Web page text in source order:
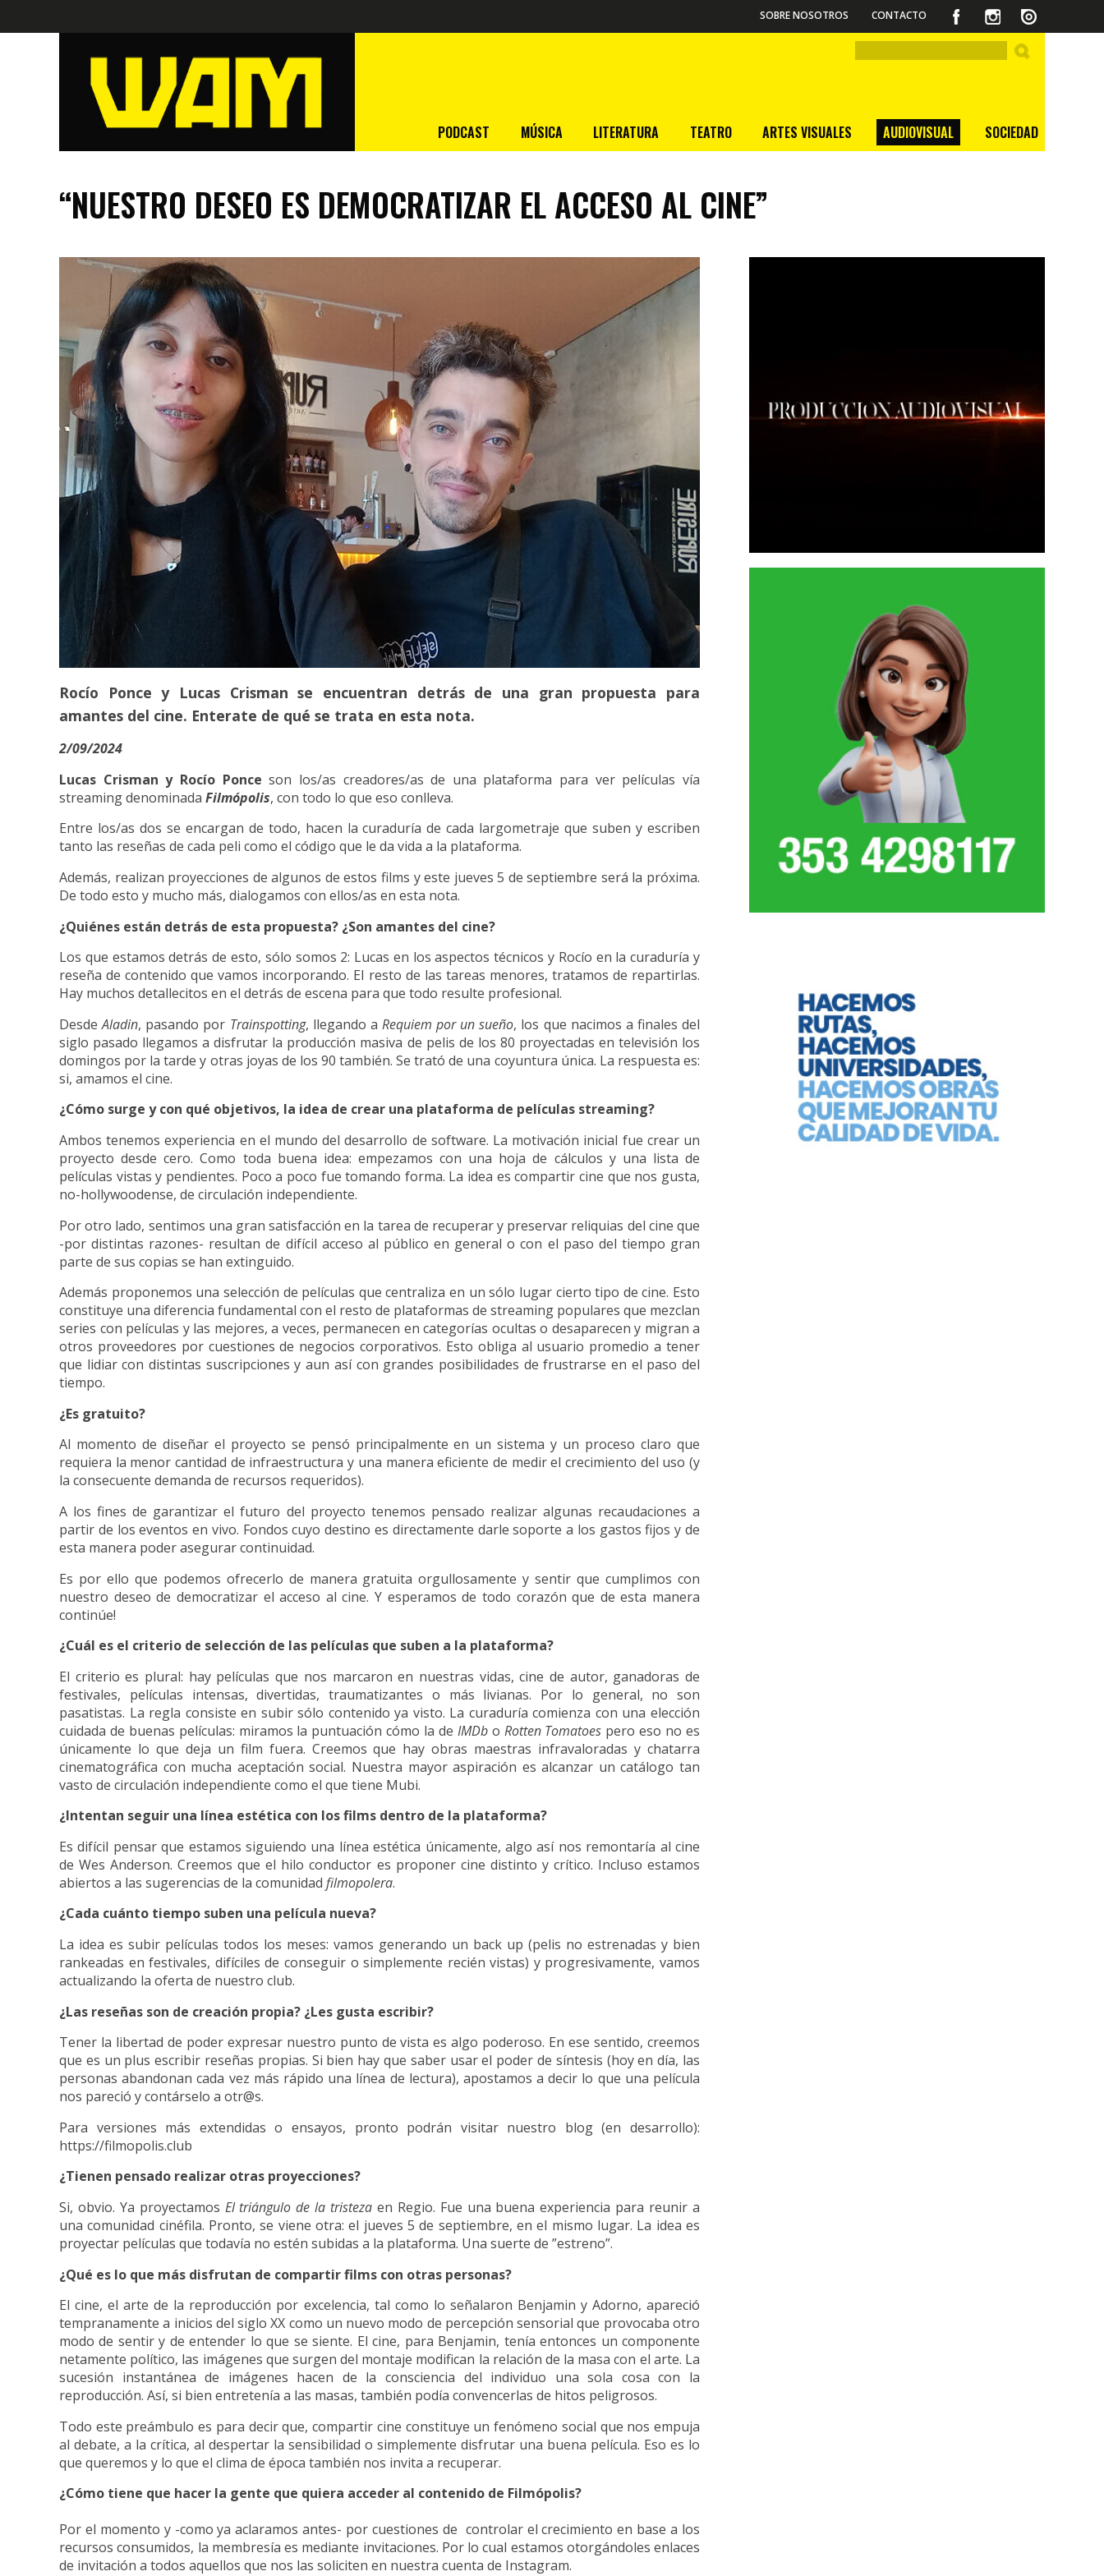
SOBRE NOSOTROS CONTACTO
PODCAST MÚSICA LITERATURA TEATRO ARTES VISUALES AUDIOVISUAL SOCIEDAD
“NUESTRO DESEO ES DEMOCRATIZAR EL ACCESO AL CINE”
Rocío Ponce y Lucas Crisman se encuentran detrás de una gran propuesta para
amantes del cine. Enterate de qué se trata en esta nota.
2/09/2024
Lucas Crisman y Rocío Ponce son los/as creadores/as de una plataforma para ver películas vía
streaming denominada Filmópolis, con todo lo que eso conlleva.
Entre los/as dos se encargan de todo, hacen la curaduría de cada largometraje que suben y escriben
tanto las reseñas de cada peli como el código que le da vida a la plataforma.
Además, realizan proyecciones de algunos de estos films y este jueves 5 de septiembre será la próxima.
De todo esto y mucho más, dialogamos con ellos/as en esta nota.
¿Quiénes están detrás de esta propuesta? ¿Son amantes del cine?
Los que estamos detrás de esto, sólo somos 2: Lucas en los aspectos técnicos y Rocío en la curaduría y
reseña de contenido que vamos incorporando. El resto de las tareas menores, tratamos de repartirlas.
Hay muchos detallecitos en el detrás de escena para que todo resulte profesional.
DesdeAladin, pasando por Trainspotting, llegando a Requiem por un sueño, los que nacimos a finales del
siglo pasado llegamos a disfrutar la producción masiva de pelis de los 80 proyectadas en televisión los
domingos por la tarde y otras joyas de los 90 también. Se trató de una coyuntura única. La respuesta es:
si, amamos el cine.
¿Cómo surge y con qué objetivos, la idea de crear una plataforma de películas streaming?
Ambos tenemos experiencia en el mundo del desarrollo de software. La motivación inicial fue crear un
proyecto desde cero. Como toda buena idea: empezamos con una hoja de cálculos y una lista de
películas vistas y pendientes. Poco a poco fue tomando forma. La idea es compartir cine que nos gusta,
no-hollywoodense, de circulación independiente.
Por otro lado, sentimos una gran satisfacción en la tarea de recuperar y preservar reliquias del cine que
-por distintas razones- resultan de difícil acceso al público en general o con el paso del tiempo gran
parte de sus copias se han extinguido.
Además proponemos una selección de películas que centraliza en un sólo lugar cierto tipo de cine. Esto
constituye una diferencia fundamental con el resto de plataformas de streaming populares que mezclan
series con películas y las mejores, a veces, permanecen en categorías ocultas o desaparecen y migran a
otros proveedores por cuestiones de negocios corporativos. Esto obliga al usuario promedio a tener
que lidiar con distintas suscripciones y aun así con grandes posibilidades de frustrarse en el paso del
tiempo.
¿Es gratuito?
Al momento de diseñar el proyecto se pensó principalmente en un sistema y un proceso claro que
requiera la menor cantidad de infraestructura y una manera eficiente de medir el crecimiento del uso (y
la consecuente demanda de recursos requeridos).
A los fines de garantizar el futuro del proyecto tenemos pensado realizar algunas recaudaciones a
partir de los eventos en vivo. Fondos cuyo destino es directamente darle soporte a los gastos fijos y de
esta manera poder asegurar continuidad.
Es por ello que podemos ofrecerlo de manera gratuita orgullosamente y sentir que cumplimos con
nuestro deseo de democratizar el acceso al cine. Y esperamos de todo corazón que de esta manera
continúe!
¿Cuál es el criterio de selección de las películas que suben a la plataforma?
El criterio es plural: hay películas que nos marcaron en nuestras vidas, cine de autor, ganadoras de
festivales, películas intensas, divertidas, traumatizantes o más livianas. Por lo general, no son
pasatistas. La regla consiste en subir sólo contenido ya visto. La curaduría comienza con una elección
cuidada de buenas películas: miramos la puntuación cómo la de IMDbo Rotten Tomatoes pero eso no es
únicamente lo que deja un film fuera. Creemos que hay obras maestras infravaloradas y chatarra
cinematográfica con mucha aceptación social. Nuestra mayor aspiración es alcanzar un catálogo tan
vasto de circulación independiente como el que tiene Mubi.
¿Intentan seguir una línea estética con los films dentro de la plataforma?
Es difícil pensar que estamos siguiendo una línea estética únicamente, algo así nos remontaría al cine
de Wes Anderson. Creemos que el hilo conductor es proponer cine distinto y crítico. Incluso estamos
abiertos a las sugerencias de la comunidad filmopolera.
¿Cada cuánto tiempo suben una película nueva?
La idea es subir películas todos los meses: vamos generando un back up (pelis no estrenadas y bien
rankeadas en festivales, difíciles de conseguir o simplemente recién vistas) y progresivamente, vamos
actualizando la oferta de nuestro club.
¿Las reseñas son de creación propia? ¿Les gusta escribir?
Tener la libertad de poder expresar nuestro punto de vista es algo poderoso. En ese sentido, creemos
que es un plus escribir reseñas propias. Si bien hay que saber usar el poder de síntesis (hoy en día, las
personas abandonan cada vez más rápido una línea de lectura), apostamos a decir lo que una película
nos pareció y contárselo a otr@s.
Para versiones más extendidas o ensayos, pronto podrán visitar nuestro blog (en desarrollo):
https://filmopolis.club
¿Tienen pensado realizar otras proyecciones?
Si, obvio. Ya proyectamos El triángulo de la tristeza en Regio. Fue una buena experiencia para reunir a
una comunidad cinéfila. Pronto, se viene otra: el jueves 5 de septiembre, en el mismo lugar. La idea es
proyectar películas que todavía no estén subidas a la plataforma. Una suerte de ”estreno”.
¿Qué es lo que más disfrutan de compartir films con otras personas?
El cine, el arte de la reproducción por excelencia, tal como lo señalaron Benjamin y Adorno, apareció
tempranamente a inicios del siglo XX como un nuevo modo de percepción sensorial que provocaba otro
modo de sentir y de entender lo que se siente. El cine, para Benjamin, tenía entonces un componente
netamente político, las imágenes que surgen del montaje modifican la relación de la masa con el arte. La
sucesión instantánea de imágenes hacen de la consciencia del individuo una sola cosa con la
reproducción. Así, si bien entretenía a las masas, también podía convencerlas de hitos peligrosos.
Todo este preámbulo es para decir que, compartir cine constituye un fenómeno social que nos empuja
al debate, a la crítica, al despertar la sensibilidad o simplemente disfrutar una buena película. Eso es lo
que queremos y lo que el clima de época también nos invita a recuperar.
¿Cómo tiene que hacer la gente que quiera acceder al contenido de Filmópolis?
Por el momento y -como ya aclaramos antes- por cuestiones de controlar el crecimiento en base a los
recursos consumidos, la membresía es mediante invitaciones. Por lo cual estamos otorgándoles enlaces
de invitación a todos aquellos que nos las soliciten en nuestra cuenta de Instagram.